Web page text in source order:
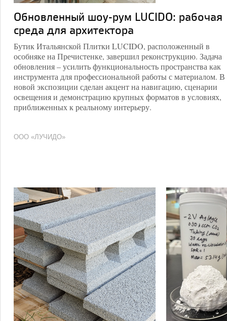
Обновленный шоу-рум LUCIDO: рабочая
среда для архитектора
Бутик Итальянской Плитки LUCIDO, расположенный в
особняке на Пречистенке, завершил реконструкцию. Задача
обновления – усилить функциональность пространства как
инструмента для профессиональной работы с материалом. В
новой экспозиции сделан акцент на навигацию, сценарии
освещения и демонстрацию крупных форматов в условиях,
приближенных к реальному интерьеру.
ООО «ЛУЧИДО»